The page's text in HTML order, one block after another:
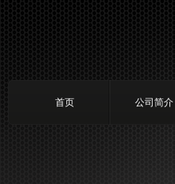
首页 公司简介